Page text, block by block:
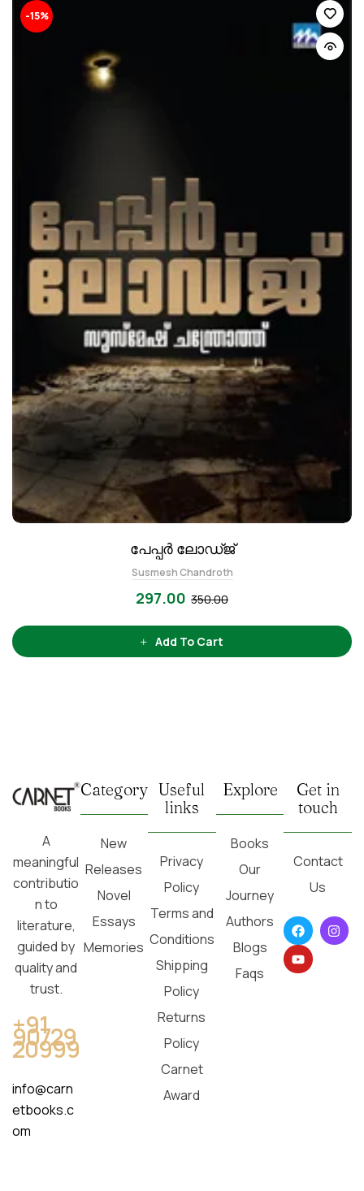
-15%
പേപ്പര്‍ ലോഡ്ജ്‌
Susmesh Chandroth
350.00
297.00
Add To Cart
A
meaningful
contributio
n to
literature,
guided by
quality and
trust.
+91
90729
20999
info@carn
etbooks.c
om
Category
New
Releases
Novel
Essays
Memories
Useful
links
Privacy
Policy
Terms and
Conditions
Shipping
Policy
Returns
Policy
Carnet
Award
Explore
Books
Our
Journey
Authors
Blogs
Faqs
Get in
touch
Contact
Us